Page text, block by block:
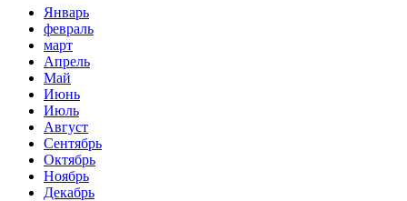
Январь
февраль
март
Апрель
Май
Июнь
Июль
Август
Сентябрь
Октябрь
Ноябрь
Декабрь